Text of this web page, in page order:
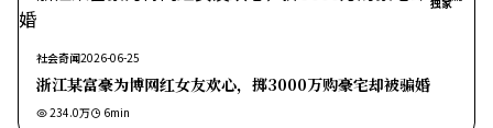
社会奇闻2026-06-25
浙江某富豪为博网红女友欢心，掷3000万购豪宅却被骗婚
234.0万 6min